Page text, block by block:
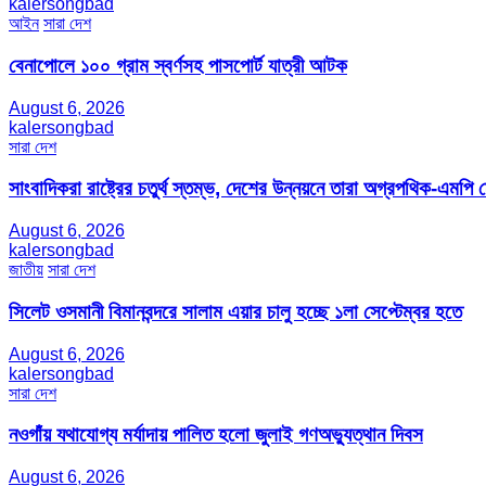
kalersongbad
আইন সারা দেশ
বেনাপোলে ১০০ গ্রাম স্বর্ণসহ পাসপোর্ট যাত্রী আটক
August 6, 2026
kalersongbad
সারা দেশ
সাংবাদিকরা রাষ্ট্রের চতুর্থ স্তম্ভ, দেশের উন্নয়নে তারা অগ্রপথিক-
August 6, 2026
kalersongbad
জাতীয় সারা দেশ
সিলেট ওসমানী বিমানবন্দরে সালাম এয়ার চালু হচ্ছে ১লা সেপ্টেম্বর হতে
August 6, 2026
kalersongbad
সারা দেশ
নওগাঁয় যথাযোগ্য মর্যাদায় পালিত হলো জুলাই গণঅভ্যুত্থান দিবস
August 6, 2026